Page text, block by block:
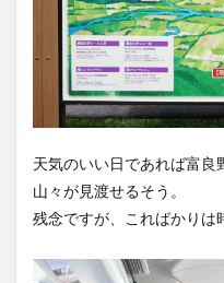
天気のいい日であれば富
山々が見渡せるそう。
残念ですが、こればかりは